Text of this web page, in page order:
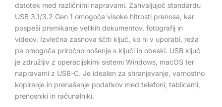
datotek med različnimi napravami. Zahvaljujoč standardu
USB 3.1/3.2 Gen 1 omogoča visoke hitrosti prenosa, kar
pospeši premikanje velikih dokumentov, fotografij in
videov. Izvlečna zasnova ščiti ključ, ko ni v uporabi, reža
pa omogoča priročno nošenje s ključi in obeski. USB ključ
je združljiv z operacijskimi sistemi Windows, macOS ter
napravami z USB-C. Je idealen za shranjevanje, varnostno
kopiranje in prenašanje podatkov med telefoni, tablicami,
prenosniki in računalniki.